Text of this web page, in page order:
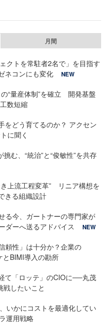
月間
クトを常駐者2名で」を目指す
ネコンにも変化
NEW
“量産体制”を確立 開発基盤
数短縮
をどう育てるのか？ アクセン
に聞く
む、“統治”と“俊敏性”を共存
上流工程変革” リニア構想を
きる組織設計
る今、ガートナーの専門家が
ダーへ送るアドバイス
NEW
頼性」は十分か？企業の
とBIMI導入の勘所
て「ロッテ」のCIOに──丸茂
戦したいこと
いかにコストを最適化してい
運用戦略